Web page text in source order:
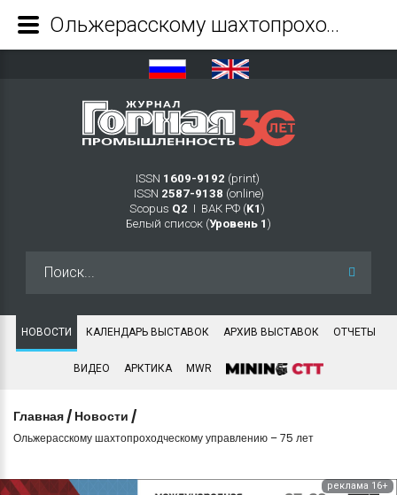
ISSN 1609-9192 (print)
ISSN 2587-9138 (online)
Scopus Q2 Ι ВАК РФ (K1 )
Белый список (Уровень 1 )
НОВОСТИ КАЛЕНДАРЬ ВЫСТАВОК АРХИВ ВЫСТАВОК ОТЧЕТЫ
ВИДЕО АРКТИКА MWR
Главная / Новости /
Ольжерасскому шахтопроходческому управлению – 75 лет
реклама 16+
Ольжерасскому шахтопроходческому управлению – 75 лет - Журнал Горная промышленность